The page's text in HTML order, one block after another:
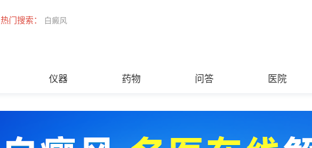
热门搜索： 白癜风
仪器 药物 问答 医院